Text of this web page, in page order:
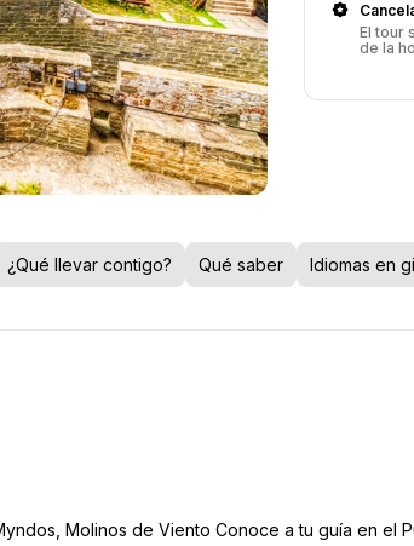
El tour
de la
¿Qué llevar contigo? Qué saber Idiomas en
Molinos de Viento Conoce a tu guía en el